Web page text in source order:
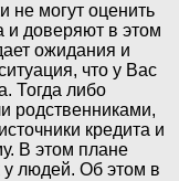
не могут оценить
и доверяют в этом
ожидания и
что у Вас
Тогда либо
родственниками,
кредита и
В этом плане
у людей. Об этом в